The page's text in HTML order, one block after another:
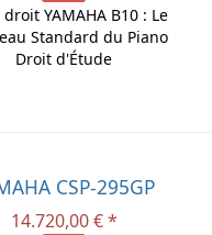
droit YAMAHA B10 : Le
Standard du Piano
Droit d'Étude
CSP-295GP
14.720,00 € *